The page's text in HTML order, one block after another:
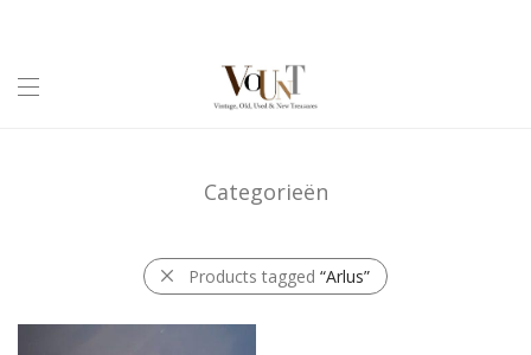
Categorieën
Products tagged “Arlus”